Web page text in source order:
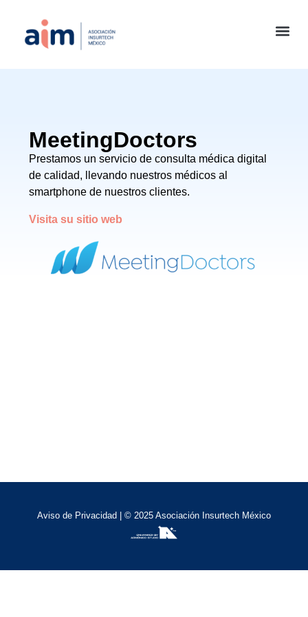
MeetingDoctors
Prestamos un servicio de consulta médica digital
de calidad, llevando nuestros médicos al
smartphone de nuestros clientes.
Visita su sitio web
Aviso de Privacidad | © 2025 Asociación Insurtech México